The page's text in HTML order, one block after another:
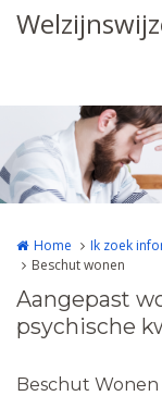
Home Ik zoek
Beschut wonen
Aangepast
psychische
Beschut Wonen